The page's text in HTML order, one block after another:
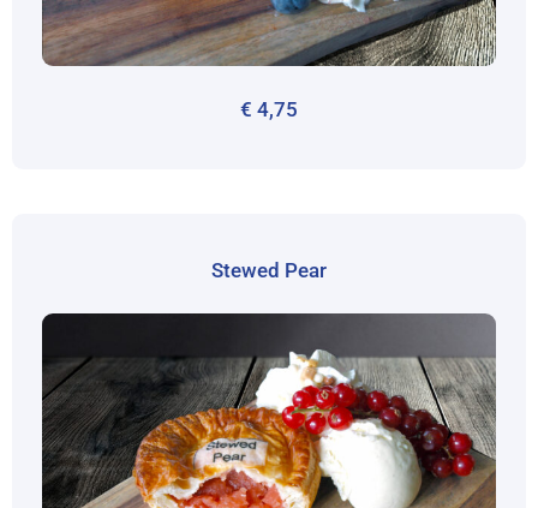
€ 4,75
Stewed Pear